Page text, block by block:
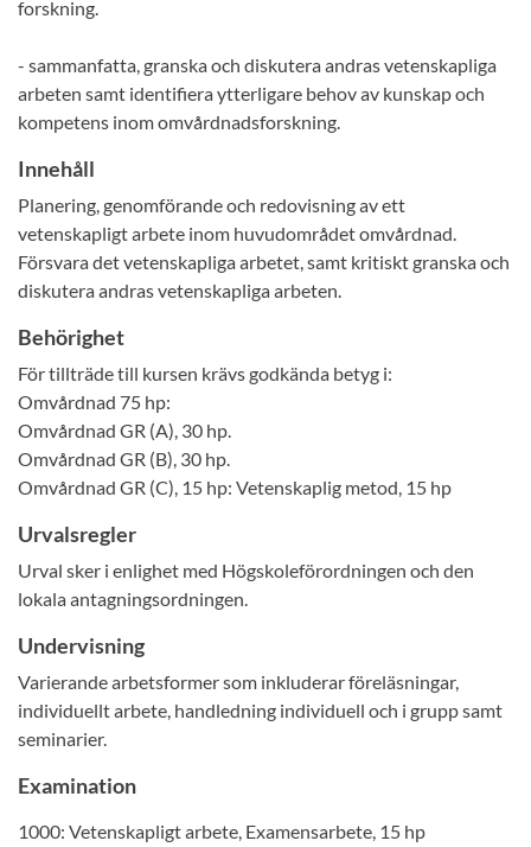
forskning.
- sammanfatta, granska och diskutera andras vetenskapliga
arbeten samt identifiera ytterligare behov av kunskap och
kompetens inom omvårdnadsforskning.
Innehåll
Planering, genomförande och redovisning av ett
vetenskapligt arbete inom huvudområdet omvårdnad.
Försvara det vetenskapliga arbetet, samt kritiskt granska och
diskutera andras vetenskapliga arbeten.
Behörighet
För tillträde till kursen krävs godkända betyg i:
Omvårdnad 75 hp:
Omvårdnad GR (A), 30 hp.
Omvårdnad GR (B), 30 hp.
Omvårdnad GR (C), 15 hp: Vetenskaplig metod, 15 hp
Urvalsregler
Urval sker i enlighet med Högskoleförordningen och den
lokala antagningsordningen.
Undervisning
Varierande arbetsformer som inkluderar föreläsningar,
individuellt arbete, handledning individuell och i grupp samt
seminarier.
Examination
1000: Vetenskapligt arbete, Examensarbete, 15 hp